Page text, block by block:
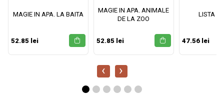
MAGIE IN APA. LA BAITA
52.85 lei
MAGIE IN APA. ANIMALE
DE LA ZOO
52.85 lei
LISTA
47.56 lei
‹ ›